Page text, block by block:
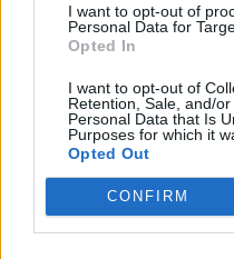
I want to opt-out of
Personal Data for
Opted In
I want to opt-out of
Retention, Sale, and/
Personal Data that Is
Purposes for which it
Opted Out
CONFIRM
Οι Smashing
ΣΤΥΛΙΑΝΌΣ ΤΖΙΡΊΤΑΣ ΣΕΠ 6,2011
Η ταινία τoυ Jared
με την Emi